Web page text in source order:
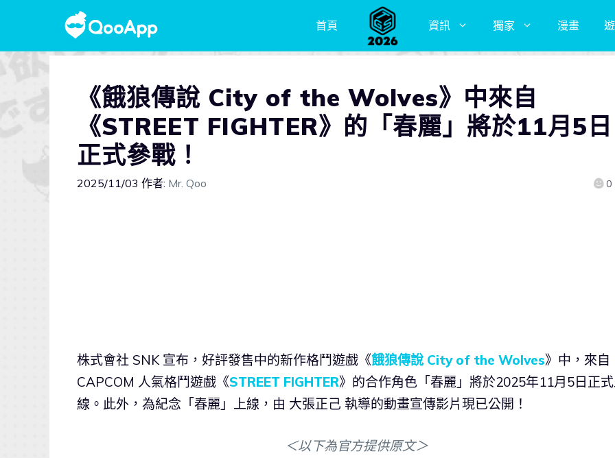
首頁 資訊 獨家 漫畫
《餓狼傳說 City of the Wolves》中來自
《STREET FIGHTER》的「春麗」將於11月5日
正式參戰！
2025/11/03 作者: Mr. Qoo 0
株式會社 SNK 宣布，好評發售中的新作格鬥遊戲《餓狼傳說 City of the Wolves》中，來自
CAPCOM 人氣格鬥遊戲《STREET FIGHTER》的合作角色「春麗」將於2025年11月5日正
線。此外，為紀念「春麗」上線，由 大張正己 執導的動畫宣傳影片現已公開！
＜以下為官方提供原文＞